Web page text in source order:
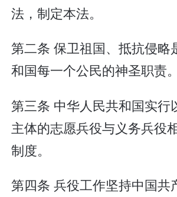
法，制定本法。
第二条 保卫祖国、抵抗侵略
和国每一个公民的神圣职责。
第三条 中华人民共和国实行
主体的志愿兵役与义务兵役
制度。
第四条 兵役工作坚持中国共